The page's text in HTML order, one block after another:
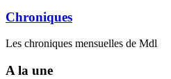
Chroniques
Les chroniques mensuelles de Mdl
A la une